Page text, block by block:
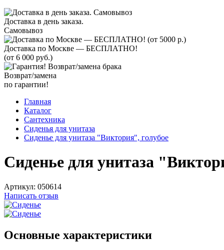
Доставка в день заказа.
Самовывоз
Доставка по Москве — БЕСПЛАТНО!
(от 6 000 руб.)
Возврат/замена
по гарантии!
Главная
Каталог
Сантехника
Сиденья для унитаза
Сиденье для унитаза "Виктория", голубое
Сиденье для унитаза
Артикул: 050614
Написать отзыв
Основные характеристики